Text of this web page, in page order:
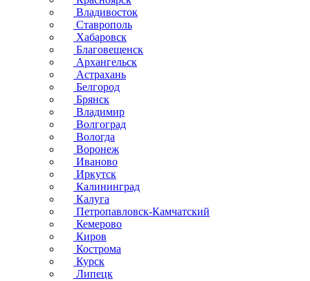
Владивосток
Ставрополь
Хабаровск
Благовещенск
Архангельск
Астрахань
Белгород
Брянск
Владимир
Волгоград
Вологда
Воронеж
Иваново
Иркутск
Калининград
Калуга
Петропавловск-Камчатский
Кемерово
Киров
Кострома
Курск
Липецк